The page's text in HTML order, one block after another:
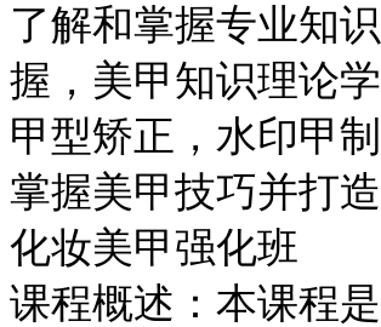
了解和掌握专业知
握，美甲知识理论
甲型矫正，水印甲
掌握美甲技巧并打造
化妆美甲强化班
课程概述：本课程